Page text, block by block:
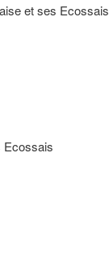
et ses Ecossais
Ecossais